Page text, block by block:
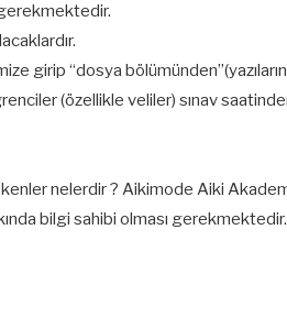
gerekmektedir.
girip “dosya
(özellikle veliler) sınav
nelerdir ? Aikimode Aiki
bilgi sahibi olması gerekmektedir.